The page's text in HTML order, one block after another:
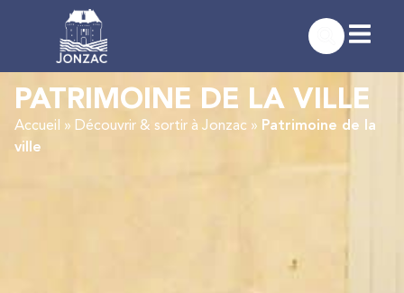
PATRIMOINE DE LA VILLE
Accueil » Découvrir & sortir à Jonzac » Patrimoine de la
ville